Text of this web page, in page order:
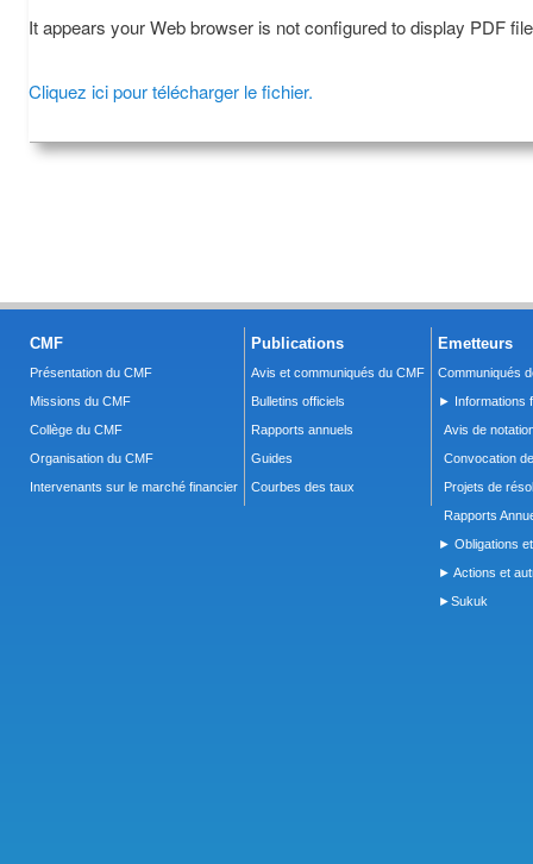
It appears your Web browser is not configured to display PDF
Cliquez ici pour télécharger le fichier.
CMF
Présentation du CMF
Missions du CMF
Collège du CMF
Organisation du CMF
Intervenants sur le marché financier
Publications
Avis et communiqués du CMF
Bulletins officiels
Rapports annuels
Guides
Courbes des taux
Emetteurs
Communiqués
► Informations
Avis de
Convocation
Projets de
Rapports
► Obligations
► Actions et
►Sukuk